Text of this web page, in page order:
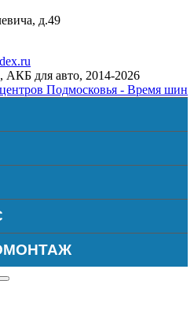
д.49
для авто, 2014-2026